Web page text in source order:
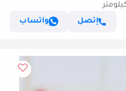
إتصل
واتساب